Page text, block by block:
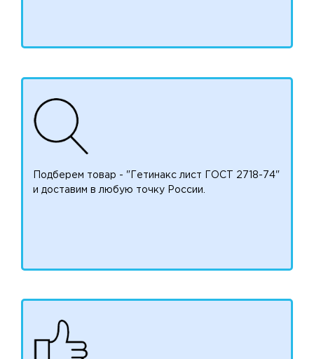
Подберем товар - "Гетинакс лист ГОСТ 2718-74"
и доставим в любую точку России.